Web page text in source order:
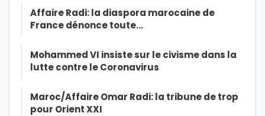
Affaire Radi: la diaspora marocaine de
France dénonce toute…
Mohammed VI insiste sur le civisme dans la
lutte contre le Coronavirus
Maroc/Affaire Omar Radi: la tribune de trop
pour Orient XXI